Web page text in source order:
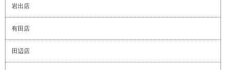
岩出店
有田店
田辺店